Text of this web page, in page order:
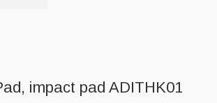
impact pad ADITHK01